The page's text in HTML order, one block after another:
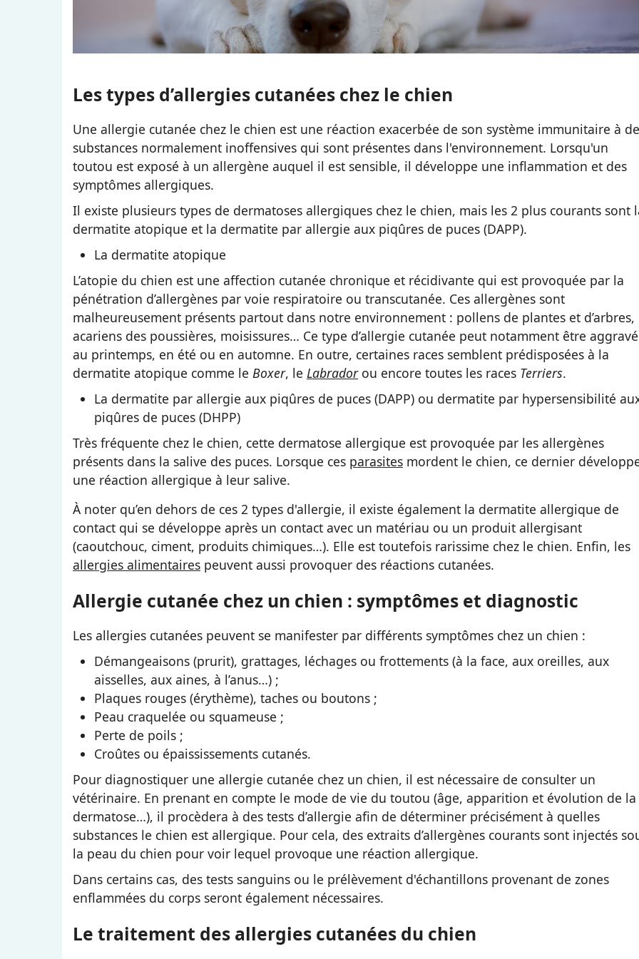
Les types d’allergies cutanées chez le chien
Une allergie cutanée chez le chien est une réaction exacerbée de son système immunitaire à
substances normalement inoffensives qui sont présentes dans l'environnement. Lorsqu'un
toutou est exposé à un allergène auquel il est sensible, il développe une inflammation et des
symptômes allergiques.
Il existe plusieurs types de dermatoses allergiques chez le chien, mais les 2 plus courants sont
dermatite atopique et la dermatite par allergie aux piqûres de puces (DAPP).
La dermatite atopique
L’atopie du chien est une affection cutanée chronique et récidivante qui est provoquée par la
pénétration d’allergènes par voie respiratoire ou transcutanée. Ces allergènes sont
malheureusement présents partout dans notre environnement : pollens de plantes et d’arbres,
acariens des poussières, moisissures… Ce type d’allergie cutanée peut notamment être aggravé
au printemps, en été ou en automne. En outre, certaines races semblent prédisposées à la
dermatite atopique comme le Boxer, le Labradorou encore toutes les races Terriers.
La dermatite par allergie aux piqûres de puces (DAPP) ou dermatite par hypersensibilité
piqûres de puces (DHPP)
Très fréquente chez le chien, cette dermatose allergique est provoquée par les allergènes
présents dans la salive des puces. Lorsque ces parasites mordent le chien, ce dernier
une réaction allergique à leur salive.
À noter qu’en dehors de ces 2 types d'allergie, il existe également la dermatite allergique de
contact qui se développe après un contact avec un matériau ou un produit allergisant
(caoutchouc, ciment, produits chimiques…). Elle est toutefois rarissime chez le chien. Enfin, les
allergies alimentaires peuvent aussi provoquer des réactions cutanées.
Allergie cutanée chez un chien : symptômes et diagnostic
Les allergies cutanées peuvent se manifester par différents symptômes chez un chien :
Démangeaisons (prurit), grattages, léchages ou frottements (à la face, aux oreilles, aux
aisselles, aux aines, à l’anus…) ;
Plaques rouges (érythème), taches ou boutons ;
Peau craquelée ou squameuse ;
Perte de poils ;
Croûtes ou épaississements cutanés.
Pour diagnostiquer une allergie cutanée chez un chien, il est nécessaire de consulter un
vétérinaire. En prenant en compte le mode de vie du toutou (âge, apparition et évolution de la
dermatose…), il procèdera à des tests d’allergie afin de déterminer précisément à quelles
substances le chien est allergique. Pour cela, des extraits d’allergènes courants sont injectés
la peau du chien pour voir lequel provoque une réaction allergique.
Dans certains cas, des tests sanguins ou le prélèvement d'échantillons provenant de zones
enflammées du corps seront également nécessaires.
Le traitement des allergies cutanées du chien